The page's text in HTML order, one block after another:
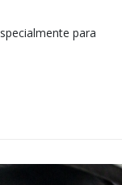
para